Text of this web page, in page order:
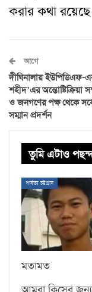
করার কথা রয়েছে
আগে
দীঘিনালায় ইউপিডিএফ-
শহীদ’এর অন্তোষ্টিক্রিয়া
ও জনগণের পক্ষ থেকে
সম্মান প্রদর্শন
তুমি এটাও
পার্বত্য চট্টগ্রাম
মতামত